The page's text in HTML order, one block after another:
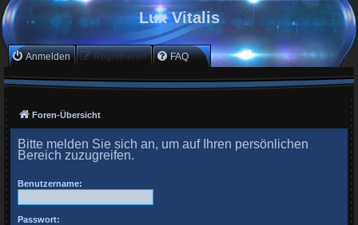
Lux Vitalis
Anmelden Registrieren FAQ
Foren-Übersicht
Bitte melden Sie sich an, um auf Ihren persönlichen
Bereich zuzugreifen.
Benutzername:
Passwort: